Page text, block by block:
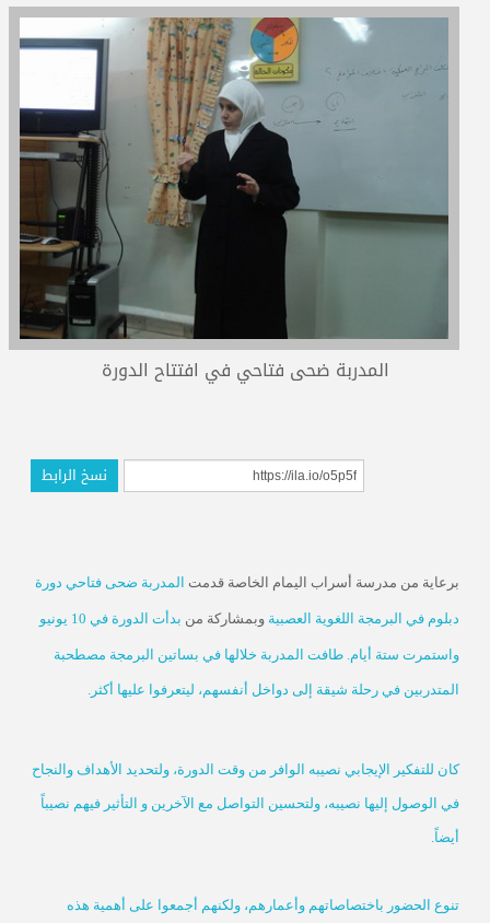
المدربة ضحى فتاحي في افتتاح الدورة
نسخ الرابط
برعاية من مدرسة أسراب اليمام الخاصة قدمت المدربة ضحى فتاحي دورة
دبلوم في البرمجة اللغوية العصبية وبمشاركة من بدأت الدورة في 10 يونيو
واستمرت ستة أيام. طافت المدربة خلالها في بساتين البرمجة مصطحبة
المتدربين في رحلة شيقة إلى دواخل أنفسهم، ليتعرفوا عليها أكثر.
كان للتفكير الإيجابي نصيبه الوافر من وقت الدورة، ولتحديد الأهداف والنجاح
في الوصول إليها نصيبه، ولتحسين التواصل مع الآخرين و التأثير فيهم نصيباً
أيضاً.
تنوع الحضور باختصاصاتهم وأعمارهم، ولكنهم أجمعوا على أهمية هذه